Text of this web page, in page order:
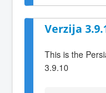
Verzija
This is the
3.9.10